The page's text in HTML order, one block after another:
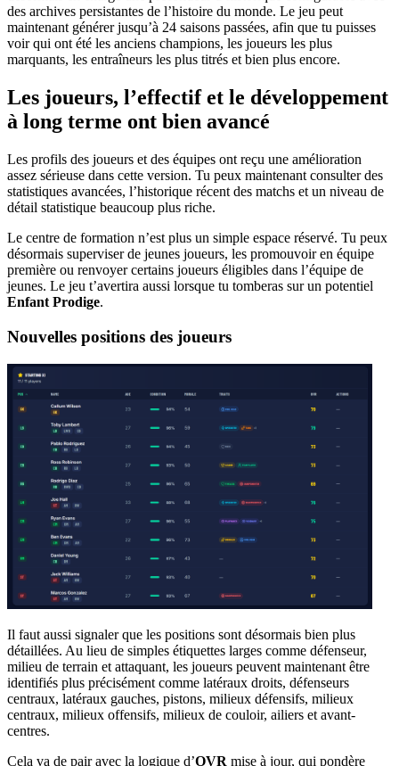
des archives persistantes de l’histoire du monde. Le jeu peut
maintenant générer jusqu’à 24 saisons passées, afin que tu puisses
voir qui ont été les anciens champions, les joueurs les plus
marquants, les entraîneurs les plus titrés et bien plus encore.
Les joueurs, l’effectif et le développement
à long terme ont bien avancé
Les profils des joueurs et des équipes ont reçu une amélioration
assez sérieuse dans cette version. Tu peux maintenant consulter des
statistiques avancées, l’historique récent des matchs et un niveau de
détail statistique beaucoup plus riche.
Le centre de formation n’est plus un simple espace réservé. Tu peux
désormais superviser de jeunes joueurs, les promouvoir en équipe
première ou renvoyer certains joueurs éligibles dans l’équipe de
jeunes. Le jeu t’avertira aussi lorsque tu tomberas sur un potentiel
Enfant Prodige.
Nouvelles positions des joueurs
Il faut aussi signaler que les positions sont désormais bien plus
détaillées. Au lieu de simples étiquettes larges comme défenseur,
milieu de terrain et attaquant, les joueurs peuvent maintenant être
identifiés plus précisément comme latéraux droits, défenseurs
centraux, latéraux gauches, pistons, milieux défensifs, milieux
centraux, milieux offensifs, milieux de couloir, ailiers et avant-
centres.
Cela va de pair avec la logique d’OVR mise à jour, qui pondère